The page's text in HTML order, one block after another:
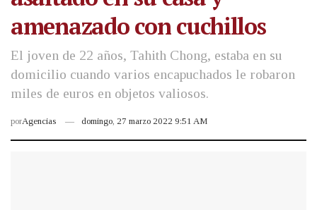
amenazado con cuchillos
El joven de 22 años, Tahith Chong, estaba en su
domicilio cuando varios encapuchados le robaron
miles de euros en objetos valiosos.
porAgencias domingo, 27 marzo 2022 9:51 AM